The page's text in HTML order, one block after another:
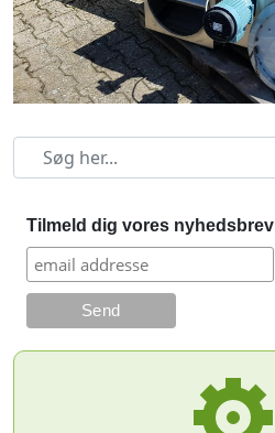
Tilmeld dig vores nyhedsbrev